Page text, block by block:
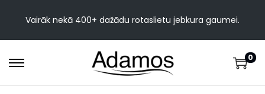
Vairāk nekā 400+ dažādu rotaslietu jebkura gaumei.
0